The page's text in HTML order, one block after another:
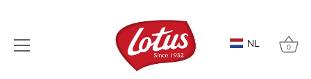
0
NL